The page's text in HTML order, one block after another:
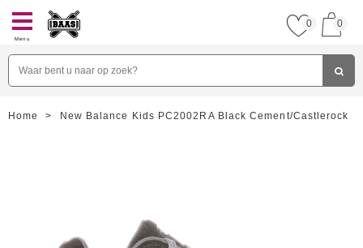
Menu
0 0
Home > New Balance Kids PC2002RA Black Cement/Castlerock